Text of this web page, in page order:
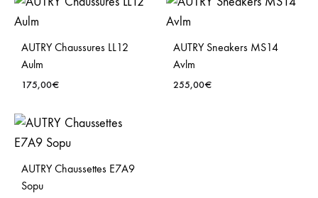
AUTRY Chaussures LL12
Aulm
175,00€
AUTRY Sneakers MS14
Avlm
255,00€
AUTRY Chaussettes E7A9
Sopu